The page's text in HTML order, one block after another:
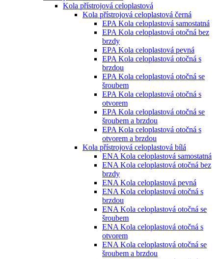
Kola přístrojová celoplastová
Kola přístrojová celoplastová černá
EPA Kola celoplastová samostatná
EPA Kola celoplastová otočná bez
brzdy
EPA Kola celoplastová pevná
EPA Kola celoplastová otočná s
brzdou
EPA Kola celoplastová otočná se
šroubem
EPA Kola celoplastová otočná s
otvorem
EPA Kola celoplastová otočná se
šroubem a brzdou
EPA Kola celoplastová otočná s
otvorem a brzdou
Kola přístrojová celoplastová bílá
ENA Kola celoplastová samostatná
ENA Kola celoplastová otočná bez
brzdy
ENA Kola celoplastová pevná
ENA Kola celoplastová otočná s
brzdou
ENA Kola celoplastová otočná se
šroubem
ENA Kola celoplastová otočná s
otvorem
ENA Kola celoplastová otočná se
šroubem a brzdou